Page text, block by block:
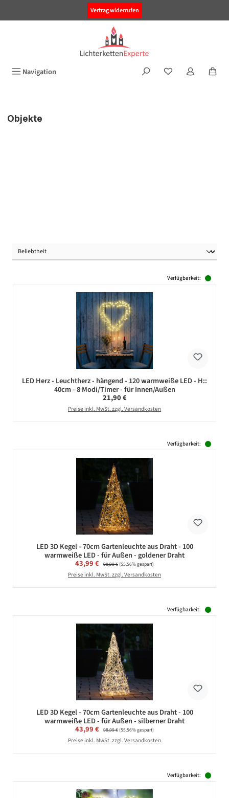
Vertrag widerrufen
Navigation
Objekte
Verfügbarkeit:
LED Herz - Leuchtherz - hängend - 120 warmweiße LED - H::
40cm - 8 Modi/Timer - für Innen/Außen
Regulärer Preis:
21,90 €
Preise inkl. MwSt. zzgl. Versandkosten
Verfügbarkeit:
LED 3D Kegel - 70cm Gartenleuchte aus Draht - 100
warmweiße LED - für Außen - goldener Draht
Verkaufspreis:
43,99 € Regulärer Preis:
98,99 €(55.56% gespart)
Preise inkl. MwSt. zzgl. Versandkosten
Verfügbarkeit:
LED 3D Kegel - 70cm Gartenleuchte aus Draht - 100
warmweiße LED - für Außen - silberner Draht
Verkaufspreis:
43,99 € Regulärer Preis:
98,99 €(55.56% gespart)
Preise inkl. MwSt. zzgl. Versandkosten
Verfügbarkeit: